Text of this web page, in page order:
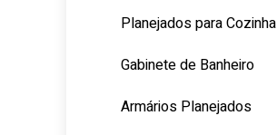
Planejados para Cozinha
Gabinete de Banheiro
Armários Planejados